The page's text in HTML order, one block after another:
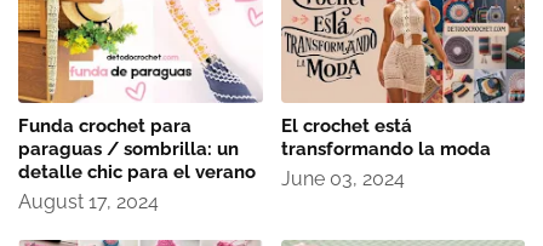
Funda crochet para
paraguas / sombrilla: un
detalle chic para el verano
August 17, 2024
El crochet está
transformando la moda
June 03, 2024